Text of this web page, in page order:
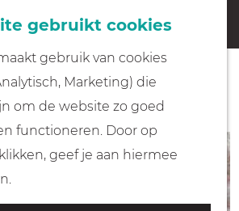
gebruikt cookies
gebruik van cookies
Marketing) die
om de website zo goed
functioneren. Door op
geef je aan hiermee
Fietsen
Wandelen
Muiderslot